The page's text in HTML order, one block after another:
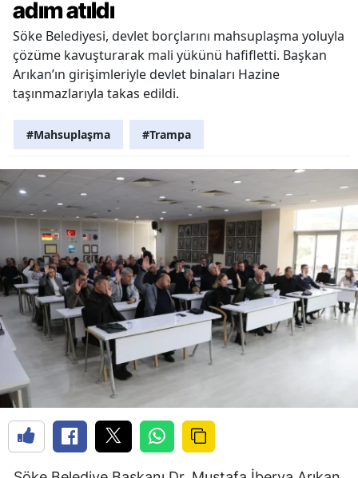
adım atıldı
Söke Belediyesi, devlet borçlarını mahsuplaşma yoluyla
çözüme kavuşturarak mali yükünü hafifletti. Başkan
Arıkan’ın girişimleriyle devlet binaları Hazine
taşınmazlarıyla takas edildi.
#Mahsuplaşma #Trampa